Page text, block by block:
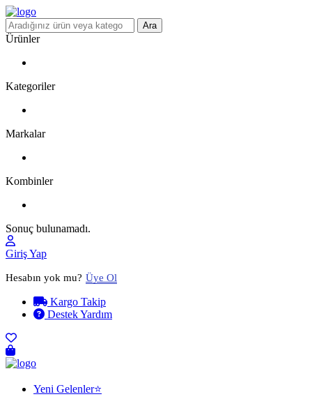
Ara
Ürünler
Kategoriler
Markalar
Kombinler
Sonuç bulunamadı.
Giriş Yap
Hesabın yok mu? Üye Ol
Kargo Takip
Destek Yardım
Yeni Gelenler⭐